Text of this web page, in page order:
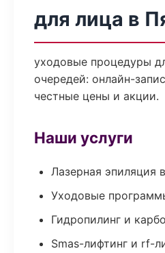
для лица в
уходовые процедуры
очередей: онлайн-
честные цены и акции.
Наши услуги
Лазерная эпиляция
Уходовые
Гидропилинг и
Smas-лифтинг и rf-